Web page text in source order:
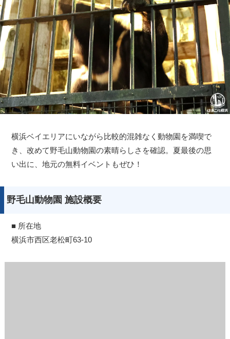
横浜ベイエリアにいながら比較的混雑なく動物園を満喫で
き、改めて野毛山動物園の素晴らしさを確認。夏最後の思
い出に、地元の無料イベントもぜひ！
野毛山動物園 施設概要
■ 所在地
横浜市西区老松町63-10